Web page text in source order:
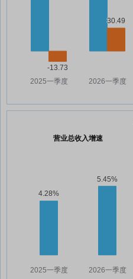
营业总收入增速